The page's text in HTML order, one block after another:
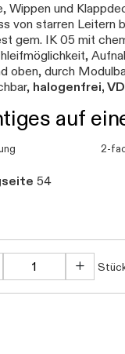
Wippen und
von starren Leitern
gem. IK 05 mit
oben, durch
halogenfrei,
auf
2-
54